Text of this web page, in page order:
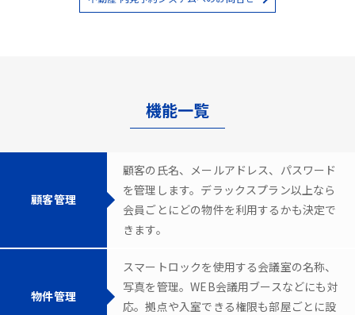
機能一覧
顧客管理
顧客の氏名、メールアドレス、パスワード
を管理します。デラックスプラン以上なら
会員ごとにどの物件を利用するかも決定で
きます。
物件管理
スマートロックを使用する会議室の名称、
写真を管理。WEB会議用ブースなどにも対
応。拠点や入室できる権限も部屋ごとに設